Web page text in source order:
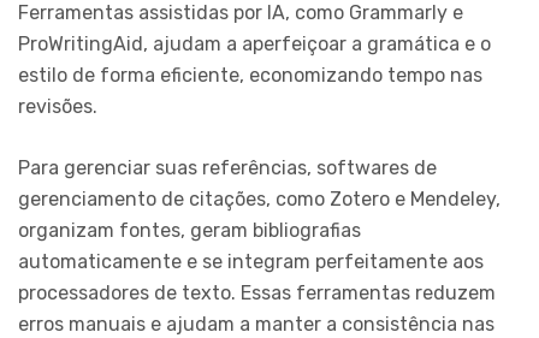
Ferramentas assistidas por IA, como Grammarly e
ProWritingAid, ajudam a aperfeiçoar a gramática e o
estilo de forma eficiente, economizando tempo nas
revisões.
Para gerenciar suas referências, softwares de
gerenciamento de citações, como Zotero e Mendeley,
organizam fontes, geram bibliografias
automaticamente e se integram perfeitamente aos
processadores de texto. Essas ferramentas reduzem
erros manuais e ajudam a manter a consistência nas